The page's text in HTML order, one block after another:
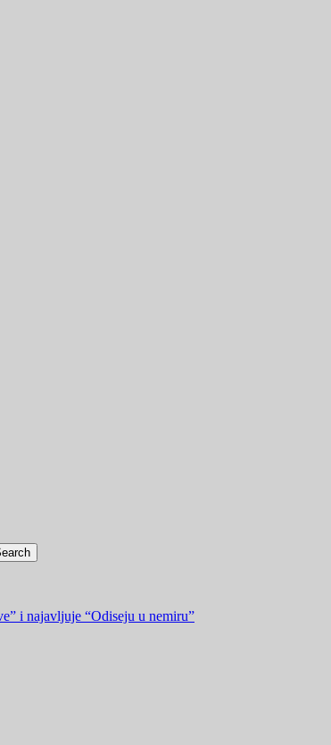
i najavljuje “Odiseju u nemiru”